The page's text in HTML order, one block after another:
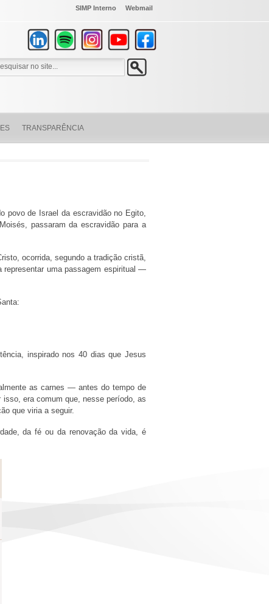
SIMP Interno Webmail
TRANSPARÊNCIA
povo de Israel da escravidão no Egito,
passaram da escravidão para a
ocorrida, segundo a tradição cristã,
representar uma passagem espiritual —
inspirado nos 40 dias que Jesus
as carnes — antes do tempo de
isso, era comum que, nesse período, as
que viria a seguir.
da fé ou da renovação da vida, é